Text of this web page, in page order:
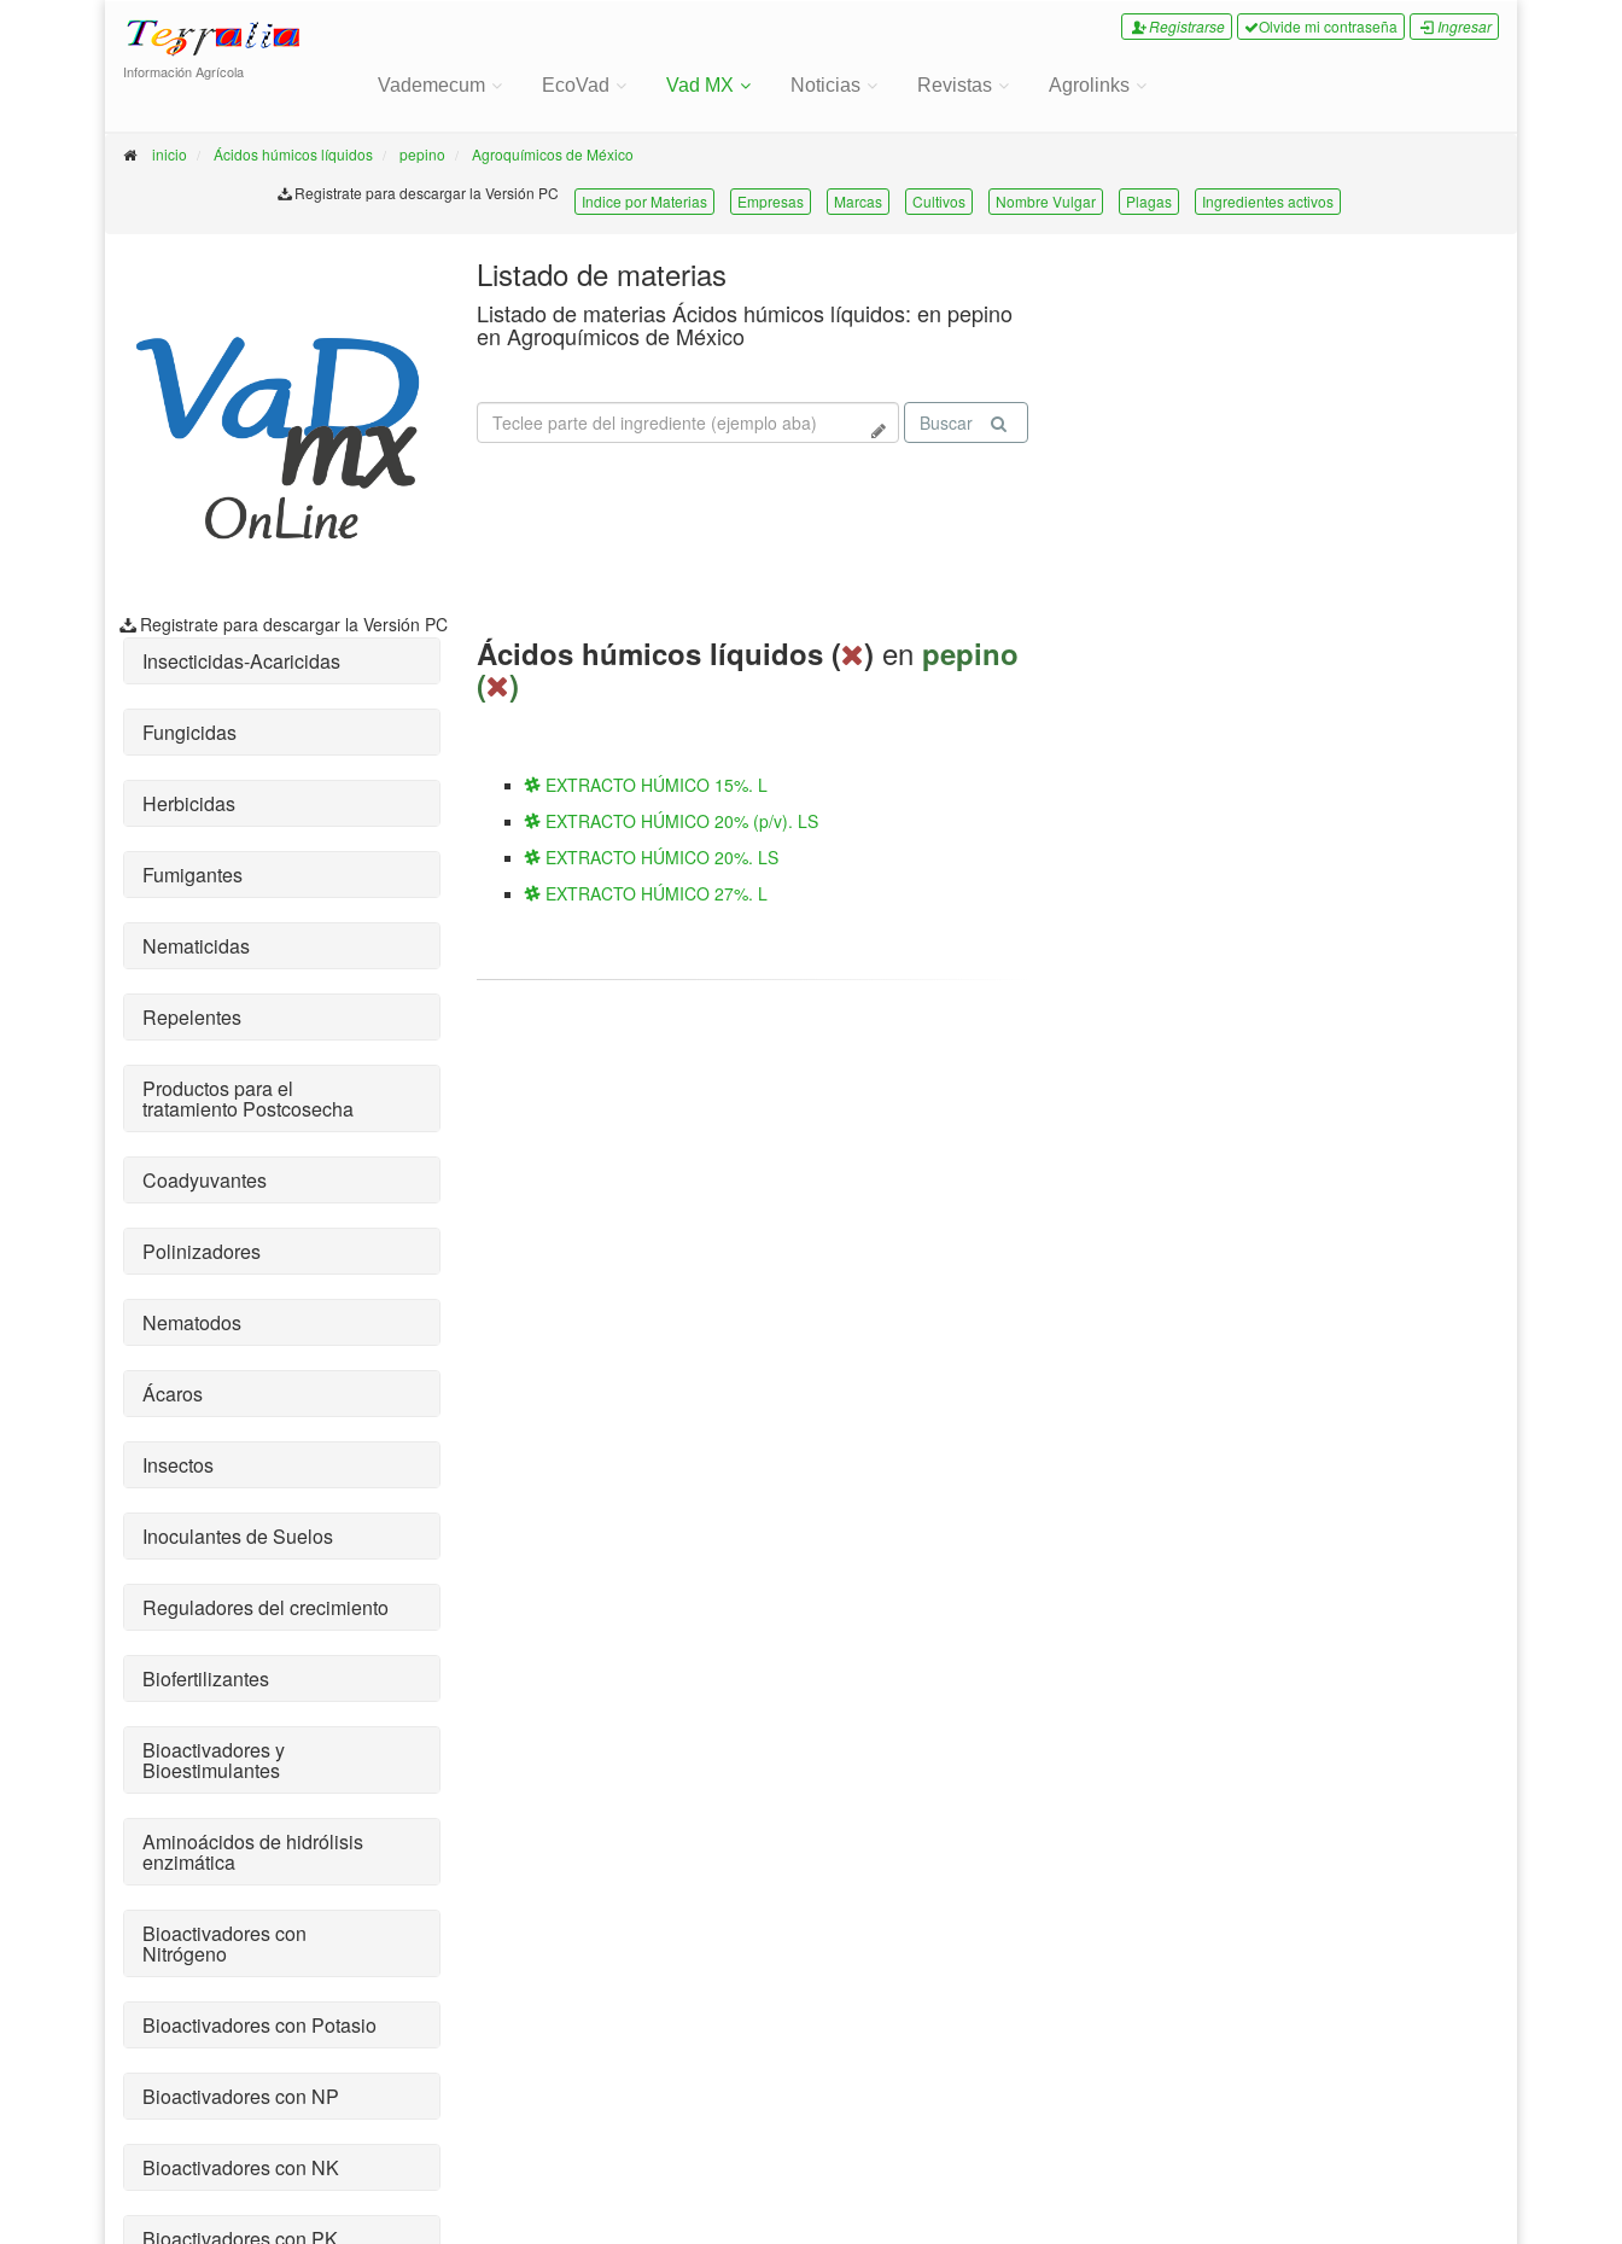
Información Agrícola
Registrarse Olvide mi contraseña Ingresar
Vademecum EcoVad Vad MX Noticias Revistas Agrolinks
inicio Ácidos húmicos líquidos pepino
Agroquímicos de México
Registrate para descargar la Versión PC
Indice por Materias Empresas Marcas Cultivos Nombre Vulgar Plagas Ingredientes activos
Registrate para descargar la Versión PC
Listado de materias
Listado de materias Ácidos húmicos líquidos: en pepino
en Agroquímicos de México
Buscar
Insecticidas-Acaricidas
Fungicidas
Herbicidas
Fumigantes
Nematicidas
Repelentes
Productos para el
tratamiento Postcosecha
Coadyuvantes
Polinizadores
Nematodos
Ácaros
Insectos
Inoculantes de Suelos
Reguladores del crecimiento
Biofertilizantes
Bioactivadores y
Bioestimulantes
Aminoácidos de hidrólisis
enzimática
Bioactivadores con
Nitrógeno
Bioactivadores con Potasio
Bioactivadores con NP
Bioactivadores con NK
Bioactivadores con PK
Ácidos húmicos líquidos ( ) en pepino
( )
EXTRACTO HÚMICO 15%. L
EXTRACTO HÚMICO 20% (p/v). LS
EXTRACTO HÚMICO 20%. LS
EXTRACTO HÚMICO 27%. L